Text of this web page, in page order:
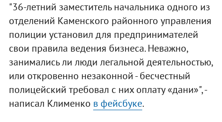
"36-летний заместитель начальника одного из
отделений Каменского районного управления
полиции установил для предпринимателей
свои правила ведения бизнеса. Неважно,
занимались ли люди легальной деятельностью,
или откровенно незаконной - бесчестный
полицейский требовал с них оплату «дани»", -
написал Клименко в фейсбуке.